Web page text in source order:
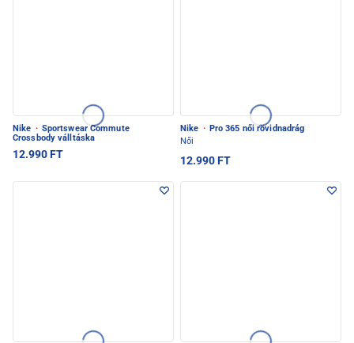
Nike · Sportswear Commute
Crossbody válltáska
12.990 FT
Nike · Pro 365 női rövidnadrág
Női
12.990 FT